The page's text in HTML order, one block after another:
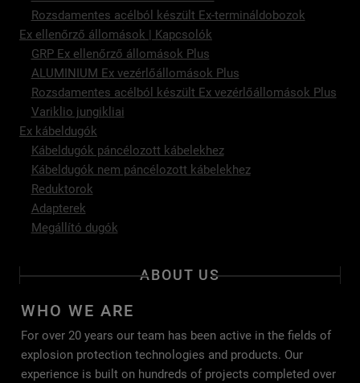
Rozsdamentes acélból készült Ex-termináldobozok
Ex ellenőrző állomások | Kapcsolók
GRP Ex ellenőrző állomások Plus
ALUMINIUM Ex vezérlőállomások Plus
Rozsdamentes acélból készült Ex vezérlőállomások Plus
Variklio jungikliai
Ex kábeldugók
Kábeldugók páncélozott kábelekhez
Kábeldugók nem páncélozott kábelekhez
Reduktorok
Adapterek
Megállító dugók
ABOUT US
WHO WE ARE
For over 20 years our team has been active in the fields of
explosion protection technologies and products. Our
experience is built on hundreds of projects completed over